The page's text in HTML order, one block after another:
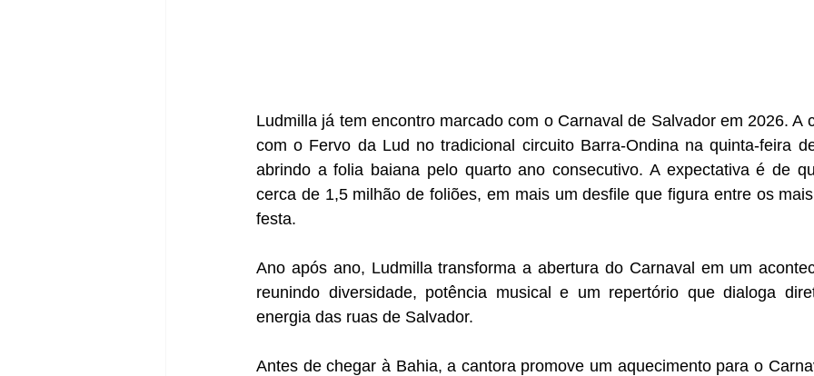
Ludmilla já tem encontro marcado com o Carnaval de Salvador em 2026. A
com o Fervo da Lud no tradicional circuito Barra-Ondina na quinta-feira
abrindo a folia baiana pelo quarto ano consecutivo. A expectativa é de
cerca de 1,5 milhão de foliões, em mais um desfile que figura entre os
festa.
Ano após ano, Ludmilla transforma a abertura do Carnaval em um
reunindo diversidade, potência musical e um repertório que dialoga
energia das ruas de Salvador.
Antes de chegar à Bahia, a cantora promove um aquecimento para o